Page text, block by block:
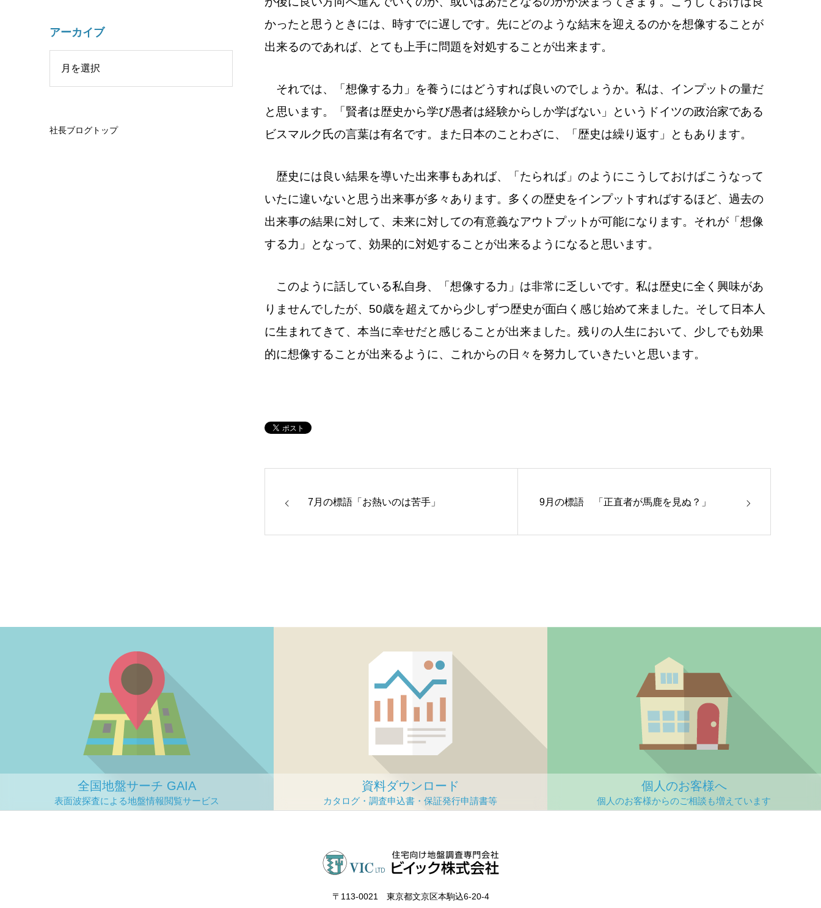
かったと思うときには、時すでに遅しです。先にどのような結末を迎えるのかを想像することが
出来るのであれば、とても上手に問題を対処することが出来ます。
それでは、「想像する力」を養うにはどうすれば良いのでしょうか。私は、インプットの量だ
と思います。「賢者は歴史から学び愚者は経験からしか学ばない」というドイツの政治家である
ビスマルク氏の言葉は有名です。また日本のことわざに、「歴史は繰り返す」ともあります。
歴史には良い結果を導いた出来事もあれば、「たられば」のようにこうしておけばこうなって
いたに違いないと思う出来事が多々あります。多くの歴史をインプットすればするほど、過去の
出来事の結果に対して、未来に対しての有意義なアウトプットが可能になります。それが「想像
する力」となって、効果的に対処することが出来るようになると思います。
このように話している私自身、「想像する力」は非常に乏しいです。私は歴史に全く興味があ
りませんでしたが、50歳を超えてから少しずつ歴史が面白く感じ始めて来ました。そして日本人
に生まれてきて、本当に幸せだと感じることが出来ました。残りの人生において、少しでも効果
的に想像することが出来るように、これからの日々を努力していきたいと思います。
7月の標語「お熱いのは苦手」 9月の標語 「正直者が馬鹿を見ぬ？」
アーカイブ
社長ブログトップ
全国地盤サーチ GAIA 資料ダウンロード 個人のお客様へ
〒113‐0021 東京都文京区本駒込6-20-4